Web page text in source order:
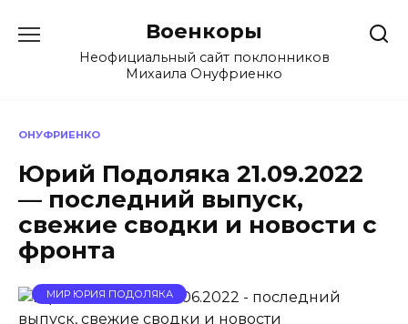
содержанию
Военкоры
Неофициальный сайт поклонников
Михаила Онуфриенко
ОНУФРИЕНКО
Юрий Подоляка 21.09.2022
— последний выпуск,
свежие сводки и новости с
фронта
МИР ЮРИЯ ПОДОЛЯКА